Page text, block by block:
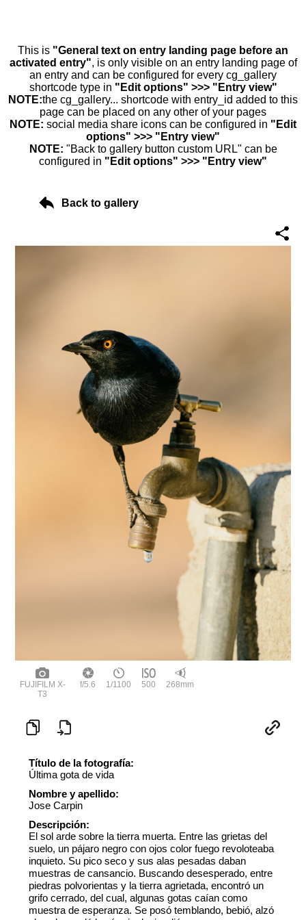
This is "General text on entry landing page before an
activated entry", is only visible on an entry landing page of
an entry and can be configured for every cg_gallery
shortcode type in "Edit options" >>> "Entry view"
NOTE:the cg_gallery... shortcode with entry_id added to this
page can be placed on any other of your pages
NOTE: social media share icons can be configured in "Edit
options" >>> "Entry view"
NOTE: "Back to gallery button custom URL" can be
configured in "Edit options" >>> "Entry view"
Back to gallery
FUJIFILM X-
T3
f/5.6 1/1100 500 268mm
Título de la fotografía:
Última gota de vida
Nombre y apellido:
Jose Carpin
Descripción:
El sol arde sobre la tierra muerta. Entre las grietas del
suelo, un pájaro negro con ojos color fuego revoloteaba
inquieto. Su pico seco y sus alas pesadas daban
muestras de cansancio. Buscando desesperado, entre
piedras polvorientas y la tierra agrietada, encontró un
grifo cerrado, del cual, algunas gotas caían como
muestra de esperanza. Se posó temblando, bebió, alzó